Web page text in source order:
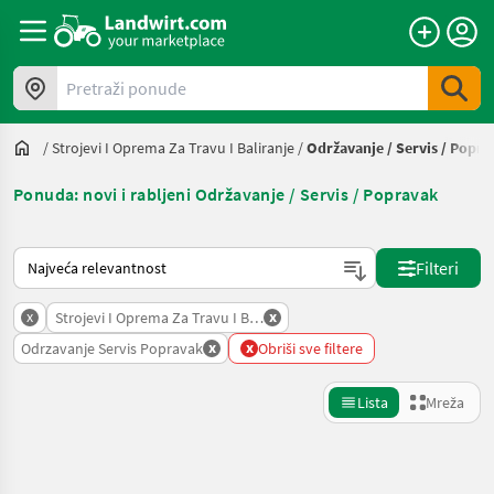
Pretraži ponude
/Strojevi I Oprema Za Travu I Baliranje /Održavanje / Servis /
Ponuda: novi i rabljeni Održavanje / Servis / Popravak
Način na koji sortira Landwirt.com
Filteri
x Strojevi I Oprema Za Travu I Baliranje
x
Odrzavanje Servis Popravak x x Obriši sve filtere
Lista Mreža